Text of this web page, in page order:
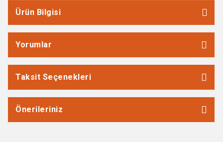
Ürün Bilgisi
Yorumlar
Taksit Seçenekleri
Önerileriniz